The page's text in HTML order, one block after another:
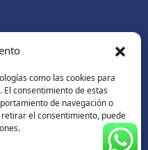
como las cookies para
consentimiento de estas
de navegación o
el consentimiento, puede